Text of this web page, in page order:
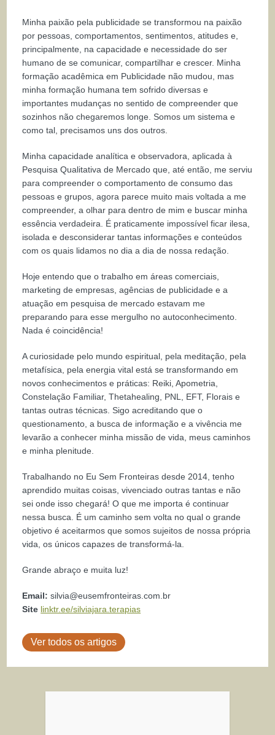
Minha paixão pela publicidade se transformou na paixão
por pessoas, comportamentos, sentimentos, atitudes e,
principalmente, na capacidade e necessidade do ser
humano de se comunicar, compartilhar e crescer. Minha
formação acadêmica em Publicidade não mudou, mas
minha formação humana tem sofrido diversas e
importantes mudanças no sentido de compreender que
sozinhos não chegaremos longe. Somos um sistema e
como tal, precisamos uns dos outros.
Minha capacidade analítica e observadora, aplicada à
Pesquisa Qualitativa de Mercado que, até então, me serviu
para compreender o comportamento de consumo das
pessoas e grupos, agora parece muito mais voltada a me
compreender, a olhar para dentro de mim e buscar minha
essência verdadeira. É praticamente impossível ficar ilesa,
isolada e desconsiderar tantas informações e conteúdos
com os quais lidamos no dia a dia de nossa redação.
Hoje entendo que o trabalho em áreas comerciais,
marketing de empresas, agências de publicidade e a
atuação em pesquisa de mercado estavam me
preparando para esse mergulho no autoconhecimento.
Nada é coincidência!
A curiosidade pelo mundo espiritual, pela meditação, pela
metafísica, pela energia vital está se transformando em
novos conhecimentos e práticas: Reiki, Apometria,
Constelação Familiar, Thetahealing, PNL, EFT, Florais e
tantas outras técnicas. Sigo acreditando que o
questionamento, a busca de informação e a vivência me
levarão a conhecer minha missão de vida, meus caminhos
e minha plenitude.
Trabalhando no Eu Sem Fronteiras desde 2014, tenho
aprendido muitas coisas, vivenciado outras tantas e não
sei onde isso chegará! O que me importa é continuar
nessa busca. É um caminho sem volta no qual o grande
objetivo é aceitarmos que somos sujeitos de nossa própria
vida, os únicos capazes de transformá-la.
Grande abraço e muita luz!
Email:silvia@eusemfronteiras.com.br
Site linktr.ee/silviajara.terapias
Ver todos os artigos